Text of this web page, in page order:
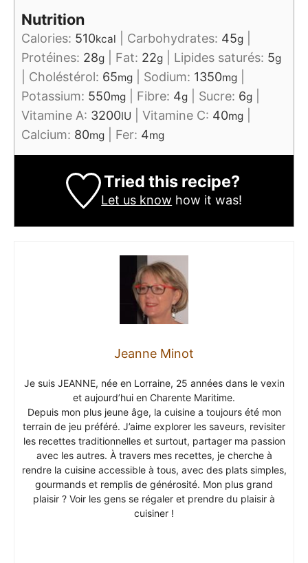
Nutrition
Calories: 510kcal Carbohydrates: 45g
Protéines: 28g Fat: 22g Lipides saturés: 5g
Choléstérol: 65mg Sodium: 1350mg
Potassium: 550mg Fibre: 4g Sucre: 6g
Vitamine A: 3200IU Vitamine C: 40mg
Calcium: 80mg Fer: 4mg
Tried this recipe?
Let us know how it was!
Jeanne Minot
Je suis JEANNE, née en Lorraine, 25 années dans le vexin
et aujourd’hui en Charente Maritime.
Depuis mon plus jeune âge, la cuisine a toujours été mon
terrain de jeu préféré. J’aime explorer les saveurs, revisiter
les recettes traditionnelles et surtout, partager ma passion
avec les autres. À travers mes recettes, je cherche à
rendre la cuisine accessible à tous, avec des plats simples,
gourmands et remplis de générosité. Mon plus grand
plaisir ? Voir les gens se régaler et prendre du plaisir à
cuisiner !